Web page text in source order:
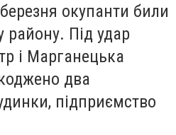
окупанти били
району. Під удар
і Марганецька
два
підприємство